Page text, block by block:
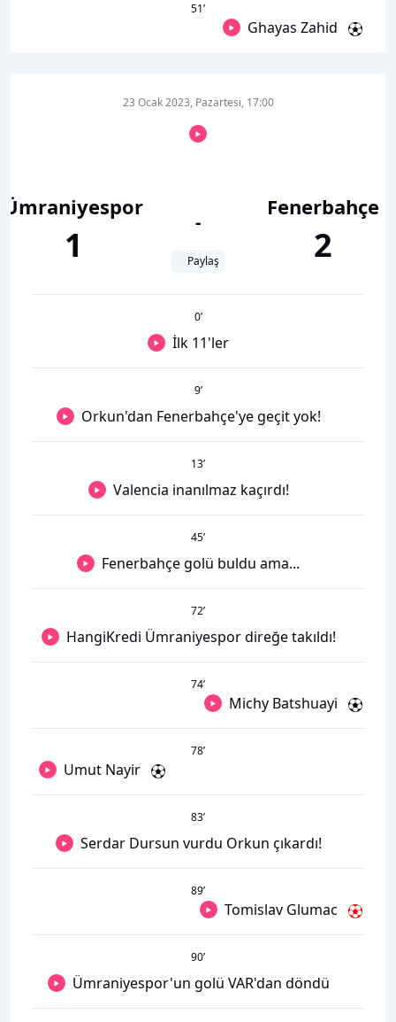
51’
Ghayas Zahid
Ümraniyespor
1
23 Ocak 2023, Pazartesi, 17:00
-
Paylaş
Fenerbahçe
2
0’
İlk 11'ler
9’
Orkun'dan Fenerbahçe'ye geçit yok!
13’
Valencia inanılmaz kaçırdı!
45’
Fenerbahçe golü buldu ama...
72’
HangiKredi Ümraniyespor direğe takıldı!
74’
Michy Batshuayi
78’
Umut Nayir
83’
Serdar Dursun vurdu Orkun çıkardı!
89’
Tomislav Glumac
90’
Ümraniyespor'un golü VAR'dan döndü